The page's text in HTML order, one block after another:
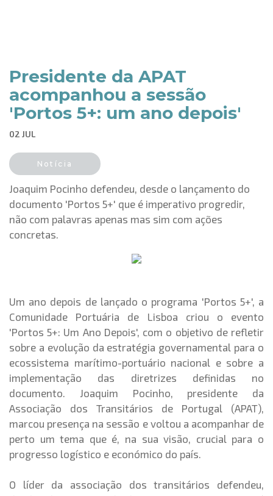
Presidente da APAT
acompanhou a sessão
'Portos 5+: um ano depois'
02 JUL
Notícia
Joaquim Pocinho defendeu, desde o lançamento do
documento 'Portos 5+' que é imperativo progredir,
não com palavras apenas mas sim com ações
concretas.
Um ano depois de lançado o programa 'Portos 5+', a
Comunidade Portuária de Lisboa criou o evento
'Portos 5+: Um Ano Depois', com o objetivo de refletir
sobre a evolução da estratégia governamental para o
ecossistema marítimo-portuário nacional e sobre a
implementação das diretrizes definidas no
documento. Joaquim Pocinho, presidente da
Associação dos Transitários de Portugal (APAT),
marcou presença na sessão e voltou a acompanhar de
perto um tema que é, na sua visão, crucial para o
progresso logístico e económico do país.
O líder da associação dos transitários defendeu,